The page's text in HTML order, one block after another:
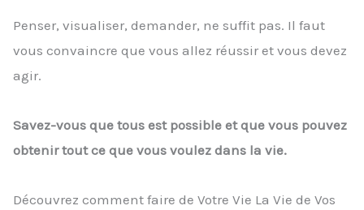
Penser, visualiser, demander, ne suffit pas. Il faut
vous convaincre que vous allez réussir et vous devez
agir.
Savez-vous que tous est possible et que vous pouvez
obtenir tout ce que vous voulez dans la vie.
Découvrez comment faire de Votre Vie La Vie de Vos